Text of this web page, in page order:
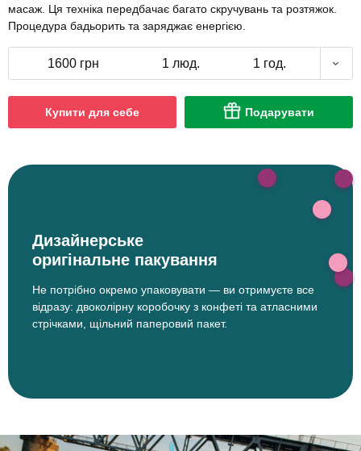
масаж. Ця техніка передбачає багато скручувань та розтяжок.
Процедура бадьорить та заряджає енергією.
1600 грн 1 люд. 1 год.
Купити для себе Подарувати
Дизайнерське
оригінальне пакування
Не потрібно окремо упаковувати — ви отримуєте все
відразу: двоколірну коробочку з конфеті та атласними
стрічками, щільний паперовий пакет.